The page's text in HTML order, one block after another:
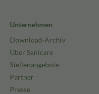
Unternehmen
Download-Archiv
Über Sanicare
Stellenangebote
Partner
Presse